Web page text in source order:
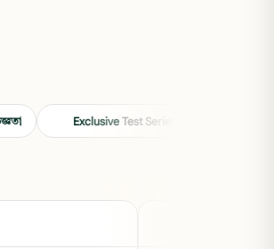
ExclusiveTest Series